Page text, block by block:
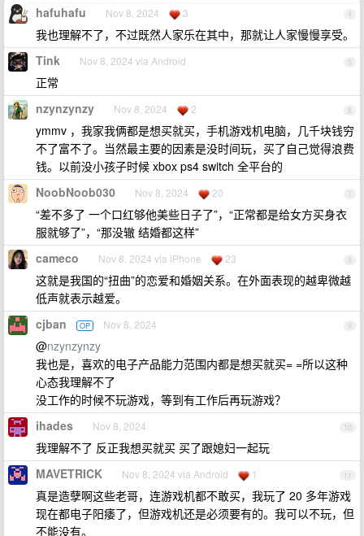
4
hafuhafu Nov 8, 2024 3
我也理解不了，不过既然人家乐在其中，那就让人家慢慢享受。
5
Tink Nov 8, 2024 via Android
正常
6
nzynzynzy Nov 8, 2024 2
ymmv ，我家我俩都是想买就买，手机游戏机电脑，几千块钱穷
不了富不了。当然最主要的因素是没时间玩，买了自己觉得浪费
钱。以前没小孩子时候 xbox ps4 switch 全平台的
7
NoobNoob030 Nov 8, 2024 20
“差不多了 一个口红够他美些日子了”，“正常都是给女方买身衣
服就够了”，“那没辙 结婚都这样”
8
cameco Nov 8, 2024 via iPhone 23
这就是我国的“扭曲”的恋爱和婚姻关系。在外面表现的越卑微越
低声就表示越爱。
9
cjban OP Nov 8, 2024
@nzynzynzy
我也是，喜欢的电子产品能力范围内都是想买就买= =所以这种
心态我理解不了
没工作的时候不玩游戏，等到有工作后再玩游戏？
10
ihades Nov 8, 2024
我理解不了 反正我想买就买 买了跟媳妇一起玩
11
MAVETRICK Nov 8, 2024 via Android 1
真是造孽啊这些老哥，连游戏机都不敢买，我玩了 20 多年游戏
现在都电子阳痿了，但游戏机还是必须要有的。我可以不玩，但
不能没有。